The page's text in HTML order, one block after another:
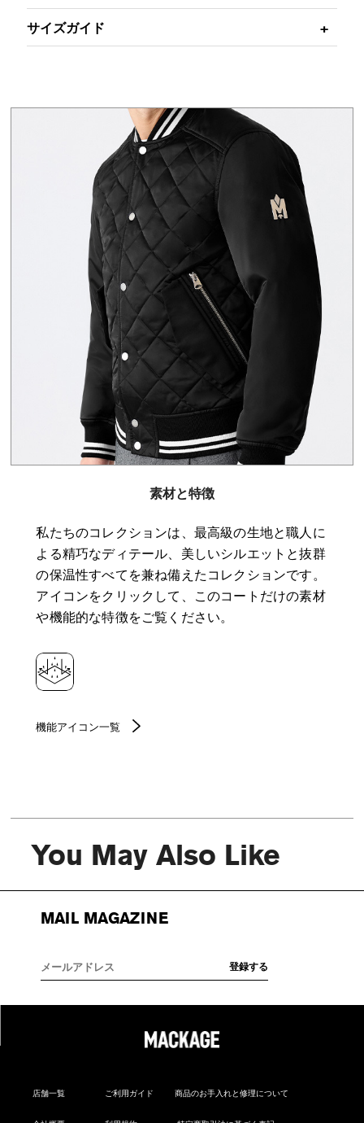
サイズガイド
素材と特徴
私たちのコレクションは、最高級の生地と職人に
よる精巧なディテール、美しいシルエットと抜群
の保温性すべてを兼ね備えたコレクションです。
アイコンをクリックして、このコートだけの素材
や機能的な特徴をご覧ください。
機能アイコン一覧
You May Also Like
MAIL MAGAZINE
店舗一覧 ご利用ガイド 商品のお手入れと修理について